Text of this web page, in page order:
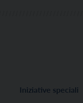
Iniziative speciali